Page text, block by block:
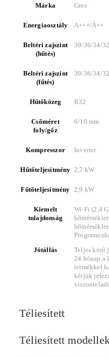
Márka Gree
Energiaosztály A+++/A++
Beltéri zajszint
(hűtés)
39/36/34/
Beltéri zajszint
(fűtés)
39/36/34/
Hűtőközeg R32
Csőméret
foly/gőz
6/10 mm
Kompresszor Inverter
Hűtőteljesítmény 2,7 kW
Fűtőteljesítmény 2,9 kW
Kiemelt
tulajdonság
Wi-Fi (2,4
Jótállás
Teljes körű
24 hónap a
termékkel
kérjük
Téliesített
Téliesített